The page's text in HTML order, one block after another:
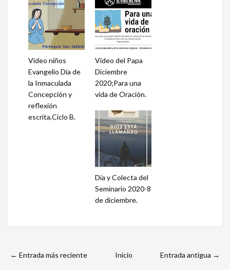
Vídeo niños
Evangelio Día de
la Inmaculada
Concepción y
reflexión
escrita,Ciclo B.
Vídeo del Papa
Diciembre
2020;Para una
vida de Oración.
Día y Colecta del
Seminario 2020-8
de diciembre.
← Entrada más reciente Entrada antigua →
Inicio